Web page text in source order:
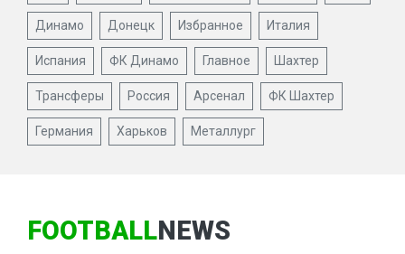
Динамо Донецк Избранное Италия
Испания ФК Динамо Главное Шахтер
Трансферы Россия Арсенал ФК Шахтер
Германия Харьков Металлург
FOOTBALLNEWS